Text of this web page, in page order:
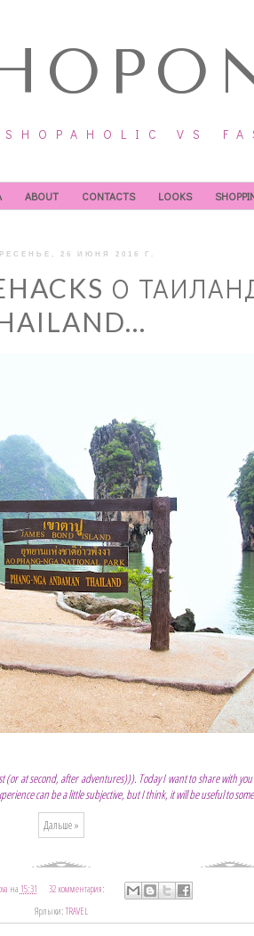
SHOPAHOLIC VS
ABOUT CONTACTS LOOKS
26 ИЮНЯ 2016 Г.
О
at second, after adventures))). Today I want to share with
can be a little subjective, but I think, it will be useful to
Дальше »
на 15:31
32 комментария:
Ярлыки:TRAVEL